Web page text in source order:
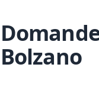
Bolzano